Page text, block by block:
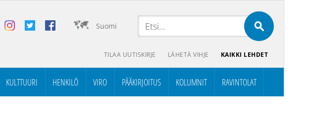
Suomi
TILAA UUTISKIRJE LÄHETÄ VIHJE KAIKKI LEHDET
KULTTUURI HENKILÖ VIRO PÄÄKIRJOITUS KOLUMNIT RAVINTOLAT